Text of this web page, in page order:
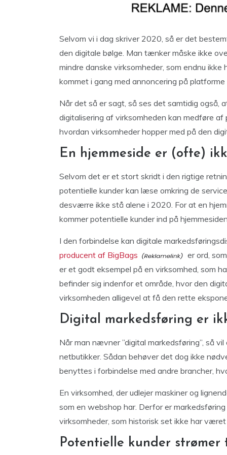
Selvom vi i dag skriver 2020, så er det
den digitale bølge. Man tænker måske ikke
mindre danske virksomheder, som endnu
kommet i gang med annoncering på
Når det så er sagt, så ses det samtidig også,
digitalisering af virksomheden kan medføre
hvordan virksomheder hopper med på den
En hjemmeside er (ofte)
Selvom det er et stort skridt i den rigtige
potentielle kunder kan læse omkring de
desværre ikke stå alene i 2020. For at en
kommer potentielle kunder ind på
I den forbindelse kan digitale
producent af BigBags
er ord,
er et godt eksempel på en virksomhed, som
befinder sig indenfor et område, hvor den
virksomheden alligevel at få den rette
Digital markedsføring er
Når man nævner ”digital markedsføring”, så
netbutikker. Sådan behøver det dog ikke
benyttes i forbindelse med andre brancher,
En virksomhed, der udlejer maskiner og
som en webshop har. Derfor er
virksomheder, som historisk set ikke har
Potentielle kunder strømer